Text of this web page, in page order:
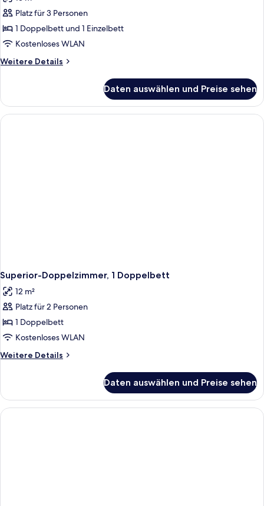
Platz für 3 Personen
1 Doppelbett und 1 Einzelbett
Kostenloses WLAN
Weitere Details
Weitere
Doppelzimmer,
Mehrere
Betten
Daten auswählen und Preise sehen
Superior-Doppelzimmer, 1 Doppelbett
12 m²
Platz für 2 Personen
1 Doppelbett
Kostenloses WLAN
Weitere Details
Weitere
Doppelzimmer,
Doppelbett
Daten auswählen und Preise sehen